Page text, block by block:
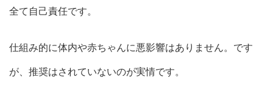
全て自己責任です。
仕組み的に体内や赤ちゃんに悪影響はありません。です
が、推奨はされていないのが実情です。